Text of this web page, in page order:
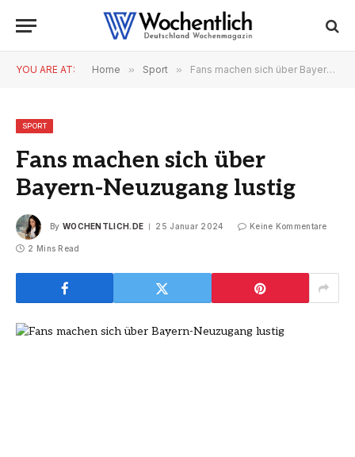
YOU ARE AT: Home » Sport » Fans machen sich über Bayern-Neuzugang lustig
SPORT
Fans machen sich über
Bayern-Neuzugang lustig
By WOCHENTLICH.DE 25 Januar 2024 Keine Kommentare
2 Mins Read